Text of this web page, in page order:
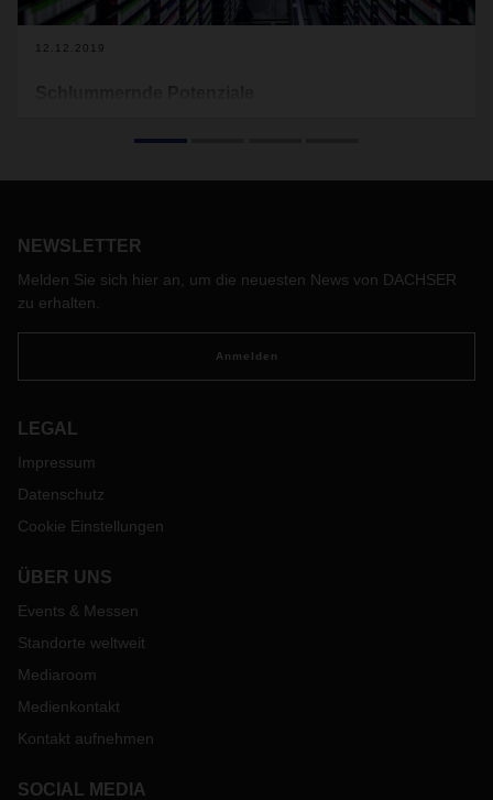
12.12.2019
NEWSLETTER
Melden Sie sich hier an, um die neuesten News von DACHSER
zu erhalten.
Anmelden
LEGAL
Impressum
Datenschutz
Cookie Einstellungen
ÜBER UNS
Events & Messen
Standorte weltweit
Mediaroom
Medienkontakt
Kontakt aufnehmen
SOCIAL MEDIA